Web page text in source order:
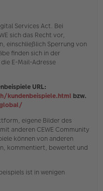
Services Act. Bei
sich das Recht vor,
einschließlich Sperrung von
finden sich in der
E-Mail-Adresse
URL:
kundenbeispiele.html bzw.
eigene Bilder des
anderen CEWE Community
können von anderen
kommentiert, bewertet und
ist in wenigen